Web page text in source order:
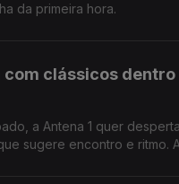
da primeira hora.
com clássicos dentro
a Antena 1 quer
sugere encontro e ritmo.